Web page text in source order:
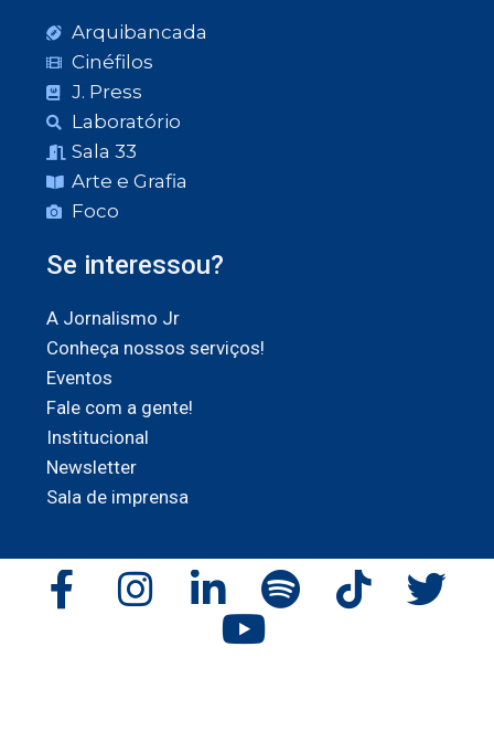
Arquibancada
Cinéfilos
J. Press
Laboratório
Sala 33
Arte e Grafia
Foco
Se interessou?
A Jornalismo Jr
Conheça nossos serviços!
Eventos
Fale com a gente!
Institucional
Newsletter
Sala de imprensa